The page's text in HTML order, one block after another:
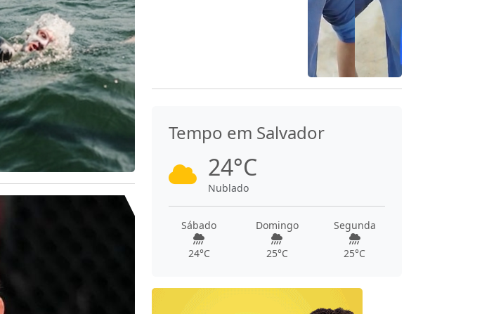
Tempo em Salvador
24°C
Nublado
Sábado
24°C
Domingo
25°C
Segunda
25°C